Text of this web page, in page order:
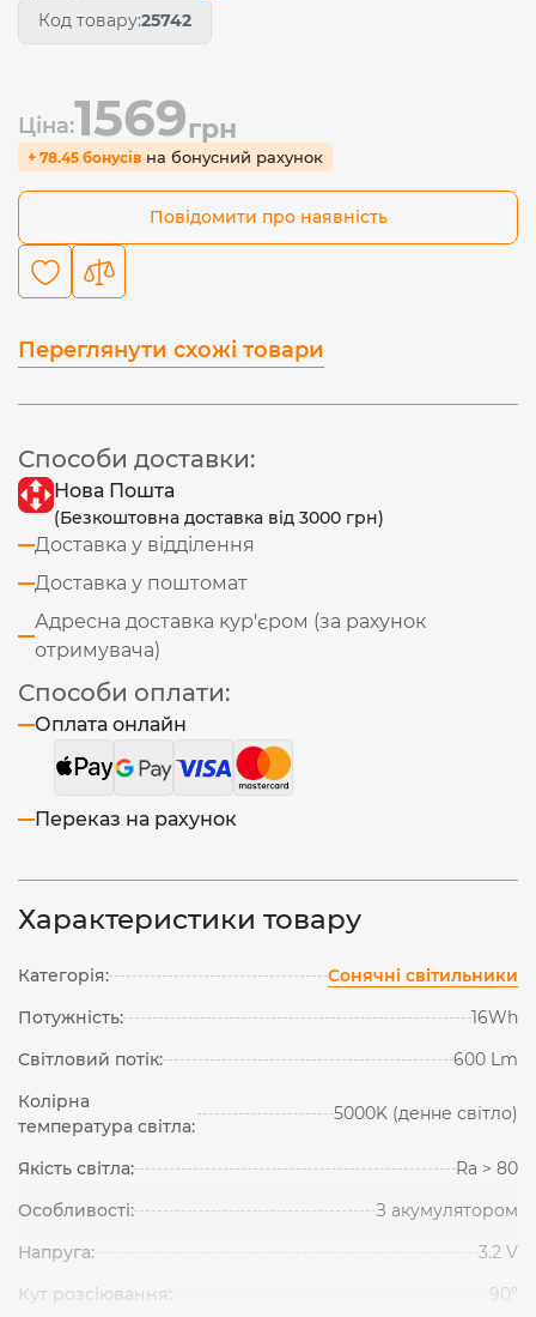
Код товару:25742
Ціна:1569грн
+ 78.45 бонусів на бонусний рахунок
Повідомити про наявність
Переглянути схожі товари
Способи доставки:
Нова Пошта
(Безкоштовна доставка від 3000 грн)
Доставка у відділення
Доставка у поштомат
Адресна доставка кур'єром (за рахунок
отримувача)
Способи оплати:
Оплата онлайн
Переказ на рахунок
Характеристики товару
Категорія:
Сонячні світильники
Потужність:
16Wh
Світловий потік:
600 Lm
Колірна
температура світла:
5000K (денне світло)
Якість світла:
Ra > 80
Особливості:
З акумулятором
Напруга:
3.2 V
Кут розсіювання:
90°